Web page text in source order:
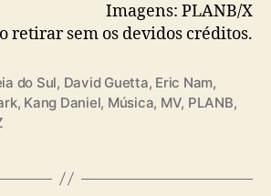
Imagens: PLANB/X
retirar sem os devidos créditos.
do Sul, David Guetta, Eric Nam,
, Kang Daniel, Música, MV, PLANB,